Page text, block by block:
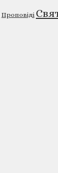
Проповіді